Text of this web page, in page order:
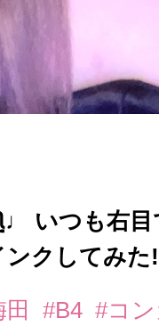
いつも右目
ンクしてみた
#B4 #コ